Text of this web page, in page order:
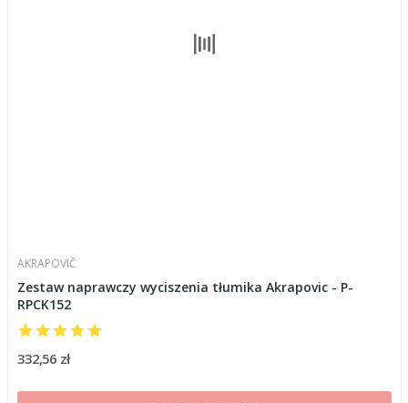
AKRAPOVIČ
Zestaw naprawczy wyciszenia tłumika Akrapovic - P-
RPCK152
332,56 zł